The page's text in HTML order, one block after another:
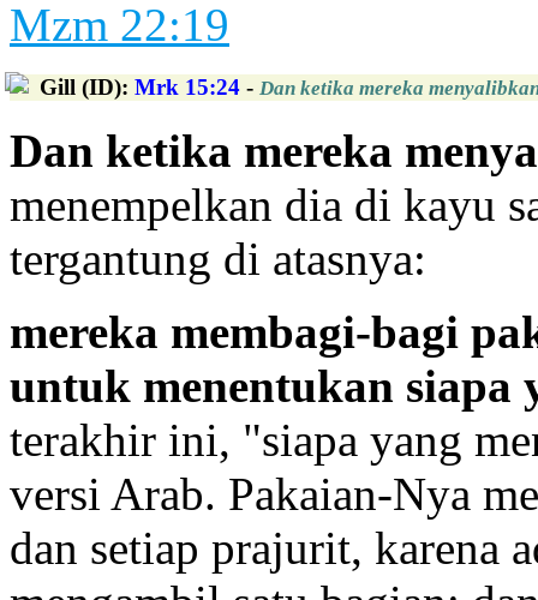
Mzm 22:19
Gill (ID): Mrk 15:24 - Dan ketika mereka
Dan ketika mereka
menempelkan dia di kayu
tergantung di atasnya:
mereka membagi-bagi
untuk menentukan siapa
terakhir ini, "siapa yang
versi Arab. Pakaian-Nya
dan setiap prajurit, karena